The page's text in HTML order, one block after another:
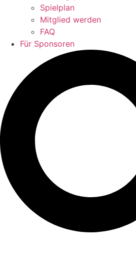
Spielplan
Mitglied werden
FAQ
Für Sponsoren